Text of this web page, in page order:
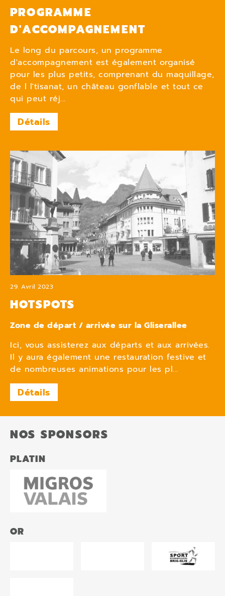
PROGRAMME
D'ACCOMPAGNEMENT
Le long du parcours, un programme
d'accompagnement est également organisé
pour les plus petits, comprenant du maquillage,
de l l'tisanat, un château gonflable et tout ce
qui peut réj...
Détails
29. Avril 2023
HOTSPOTS
Zone de départ / arrivée sur la Gliserallee
Ici, vous assisterez aux départs et aux arrivées.
Il y aura également une restauration festive et
de nombreuses animations pour les pl...
Détails
NOS SPONSORS
PLATIN
OR